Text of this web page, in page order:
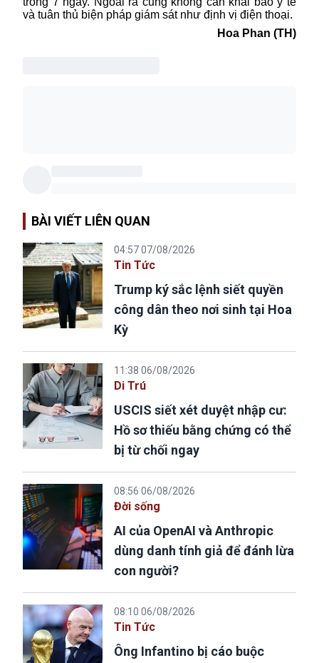
và tuân thủ biện pháp giám sát như định vị điện thoại.
Hoa Phan (TH)
BÀI VIẾT LIÊN QUAN
04:57 07/08/2026
Tin Tức
Trump ký sắc lệnh siết quyền
công dân theo nơi sinh tại Hoa
Kỳ
11:38 06/08/2026
Di Trú
USCIS siết xét duyệt nhập cư:
Hồ sơ thiếu bằng chứng có thể
bị từ chối ngay
08:56 06/08/2026
Đời sống
AI của OpenAI và Anthropic
dùng danh tính giả để đánh lừa
con người?
08:10 06/08/2026
Tin Tức
Ông Infantino bị cáo buộc